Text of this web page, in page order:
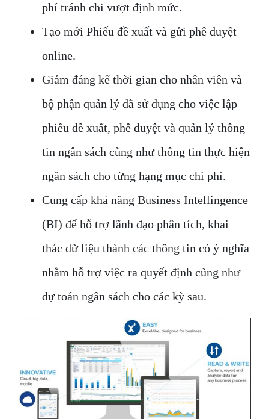
phí tránh chi vượt định mức.
Tạo mới Phiếu đề xuất và gửi phê duyệt
online.
Giảm đáng kể thời gian cho nhân viên và
bộ phận quản lý đã sử dụng cho việc lập
phiếu đề xuất, phê duyệt và quản lý thông
tin ngân sách cũng như thông tin thực hiện
ngân sách cho từng hạng mục chi phí.
Cung cấp khả năng Business Intellingence
(BI) để hỗ trợ lãnh đạo phân tích, khai
thác dữ liệu thành các thông tin có ý nghĩa
nhằm hỗ trợ việc ra quyết định cũng như
dự toán ngân sách cho các kỳ sau.